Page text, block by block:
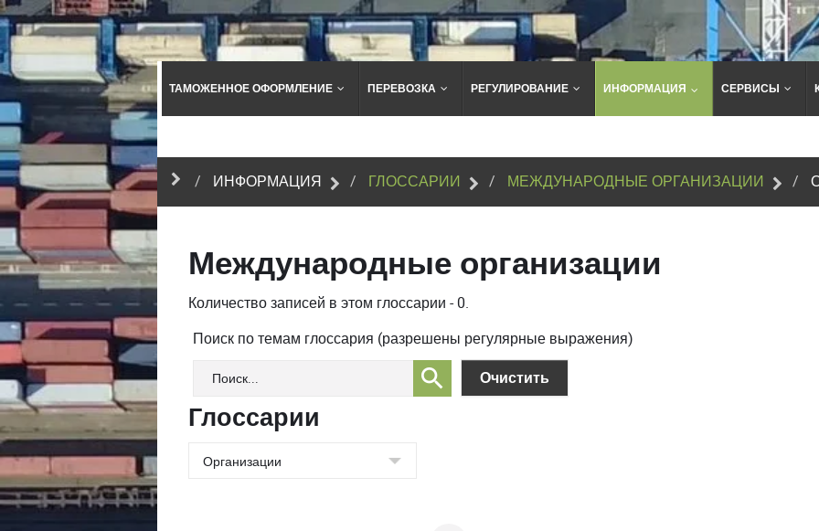
ТАМОЖЕННОЕ ОФОРМЛЕНИЕ ПЕРЕВОЗКА РЕГУЛИРОВАНИЕ ИНФОРМАЦИЯ СЕРВИСЫ
сайту
ИНФОРМАЦИЯ ГЛОССАРИИ МЕЖДУНАРОДНЫЕ ОРГАНИЗАЦИИ
Международные организации
Количество записей в этом глоссарии - 0.
Поиск по темам глоссария (разрешены регулярные выражения)
Глоссарии